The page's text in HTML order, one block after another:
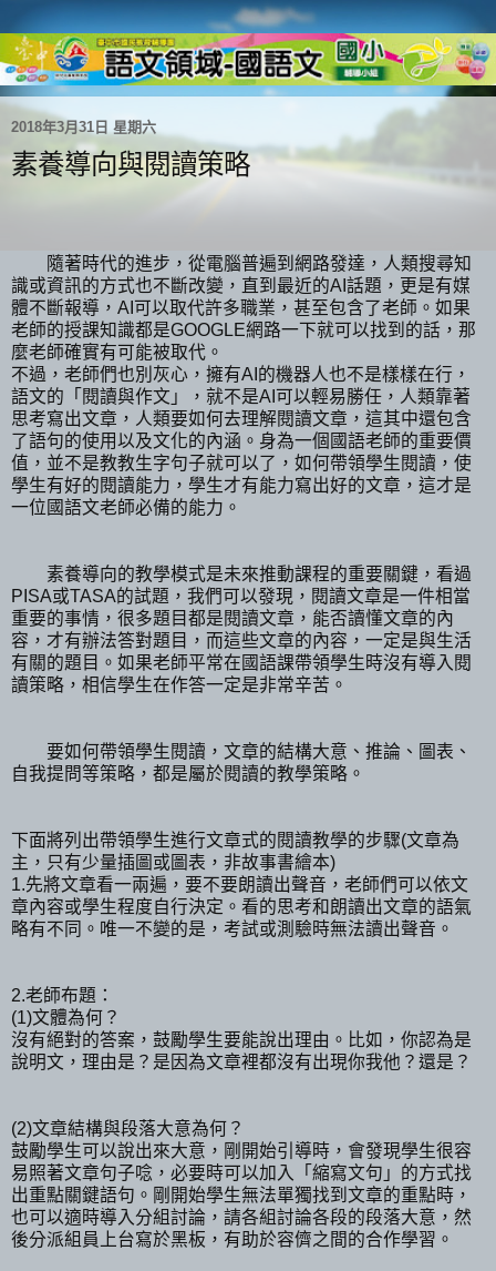
2018年3月31日 星期六
素養導向與閱讀策略
隨著時代的進步，從電腦普遍到網路發達，人類搜尋知
識或資訊的方式也不斷改變，直到最近的AI話題，更是有媒
體不斷報導，AI可以取代許多職業，甚至包含了老師。如果
老師的授課知識都是GOOGLE網路一下就可以找到的話，那
麼老師確實有可能被取代。
不過，老師們也別灰心，擁有AI的機器人也不是樣樣在行，
語文的「閱讀與作文」，就不是AI可以輕易勝任，人類靠著
思考寫出文章，人類要如何去理解閱讀文章，這其中還包含
了語句的使用以及文化的內涵。身為一個國語老師的重要價
值，並不是教教生字句子就可以了，如何帶領學生閱讀，使
學生有好的閱讀能力，學生才有能力寫出好的文章，這才是
一位國語文老師必備的能力。
素養導向的教學模式是未來推動課程的重要關鍵，看過
PISA或TASA的試題，我們可以發現，閱讀文章是一件相當
重要的事情，很多題目都是閱讀文章，能否讀懂文章的內
容，才有辦法答對題目，而這些文章的內容，一定是與生活
有關的題目。如果老師平常在國語課帶領學生時沒有導入閱
讀策略，相信學生在作答一定是非常辛苦。
要如何帶領學生閱讀，文章的結構大意、推論、圖表、
自我提問等策略，都是屬於閱讀的教學策略。
下面將列出帶領學生進行文章式的閱讀教學的步驟(文章為
主，只有少量插圖或圖表，非故事書繪本)
1.先將文章看一兩遍，要不要朗讀出聲音，老師們可以依文
章內容或學生程度自行決定。看的思考和朗讀出文章的語氣
略有不同。唯一不變的是，考試或測驗時無法讀出聲音。
2.老師布題：
(1)文體為何？
沒有絕對的答案，鼓勵學生要能說出理由。比如，你認為是
說明文，理由是？是因為文章裡都沒有出現你我他？還是？
(2)文章結構與段落大意為何？
鼓勵學生可以說出來大意，剛開始引導時，會發現學生很容
易照著文章句子唸，必要時可以加入「縮寫文句」的方式找
出重點關鍵語句。剛開始學生無法單獨找到文章的重點時，
也可以適時導入分組討論，請各組討論各段的段落大意，然
後分派組員上台寫於黑板，有助於容儕之間的合作學習。